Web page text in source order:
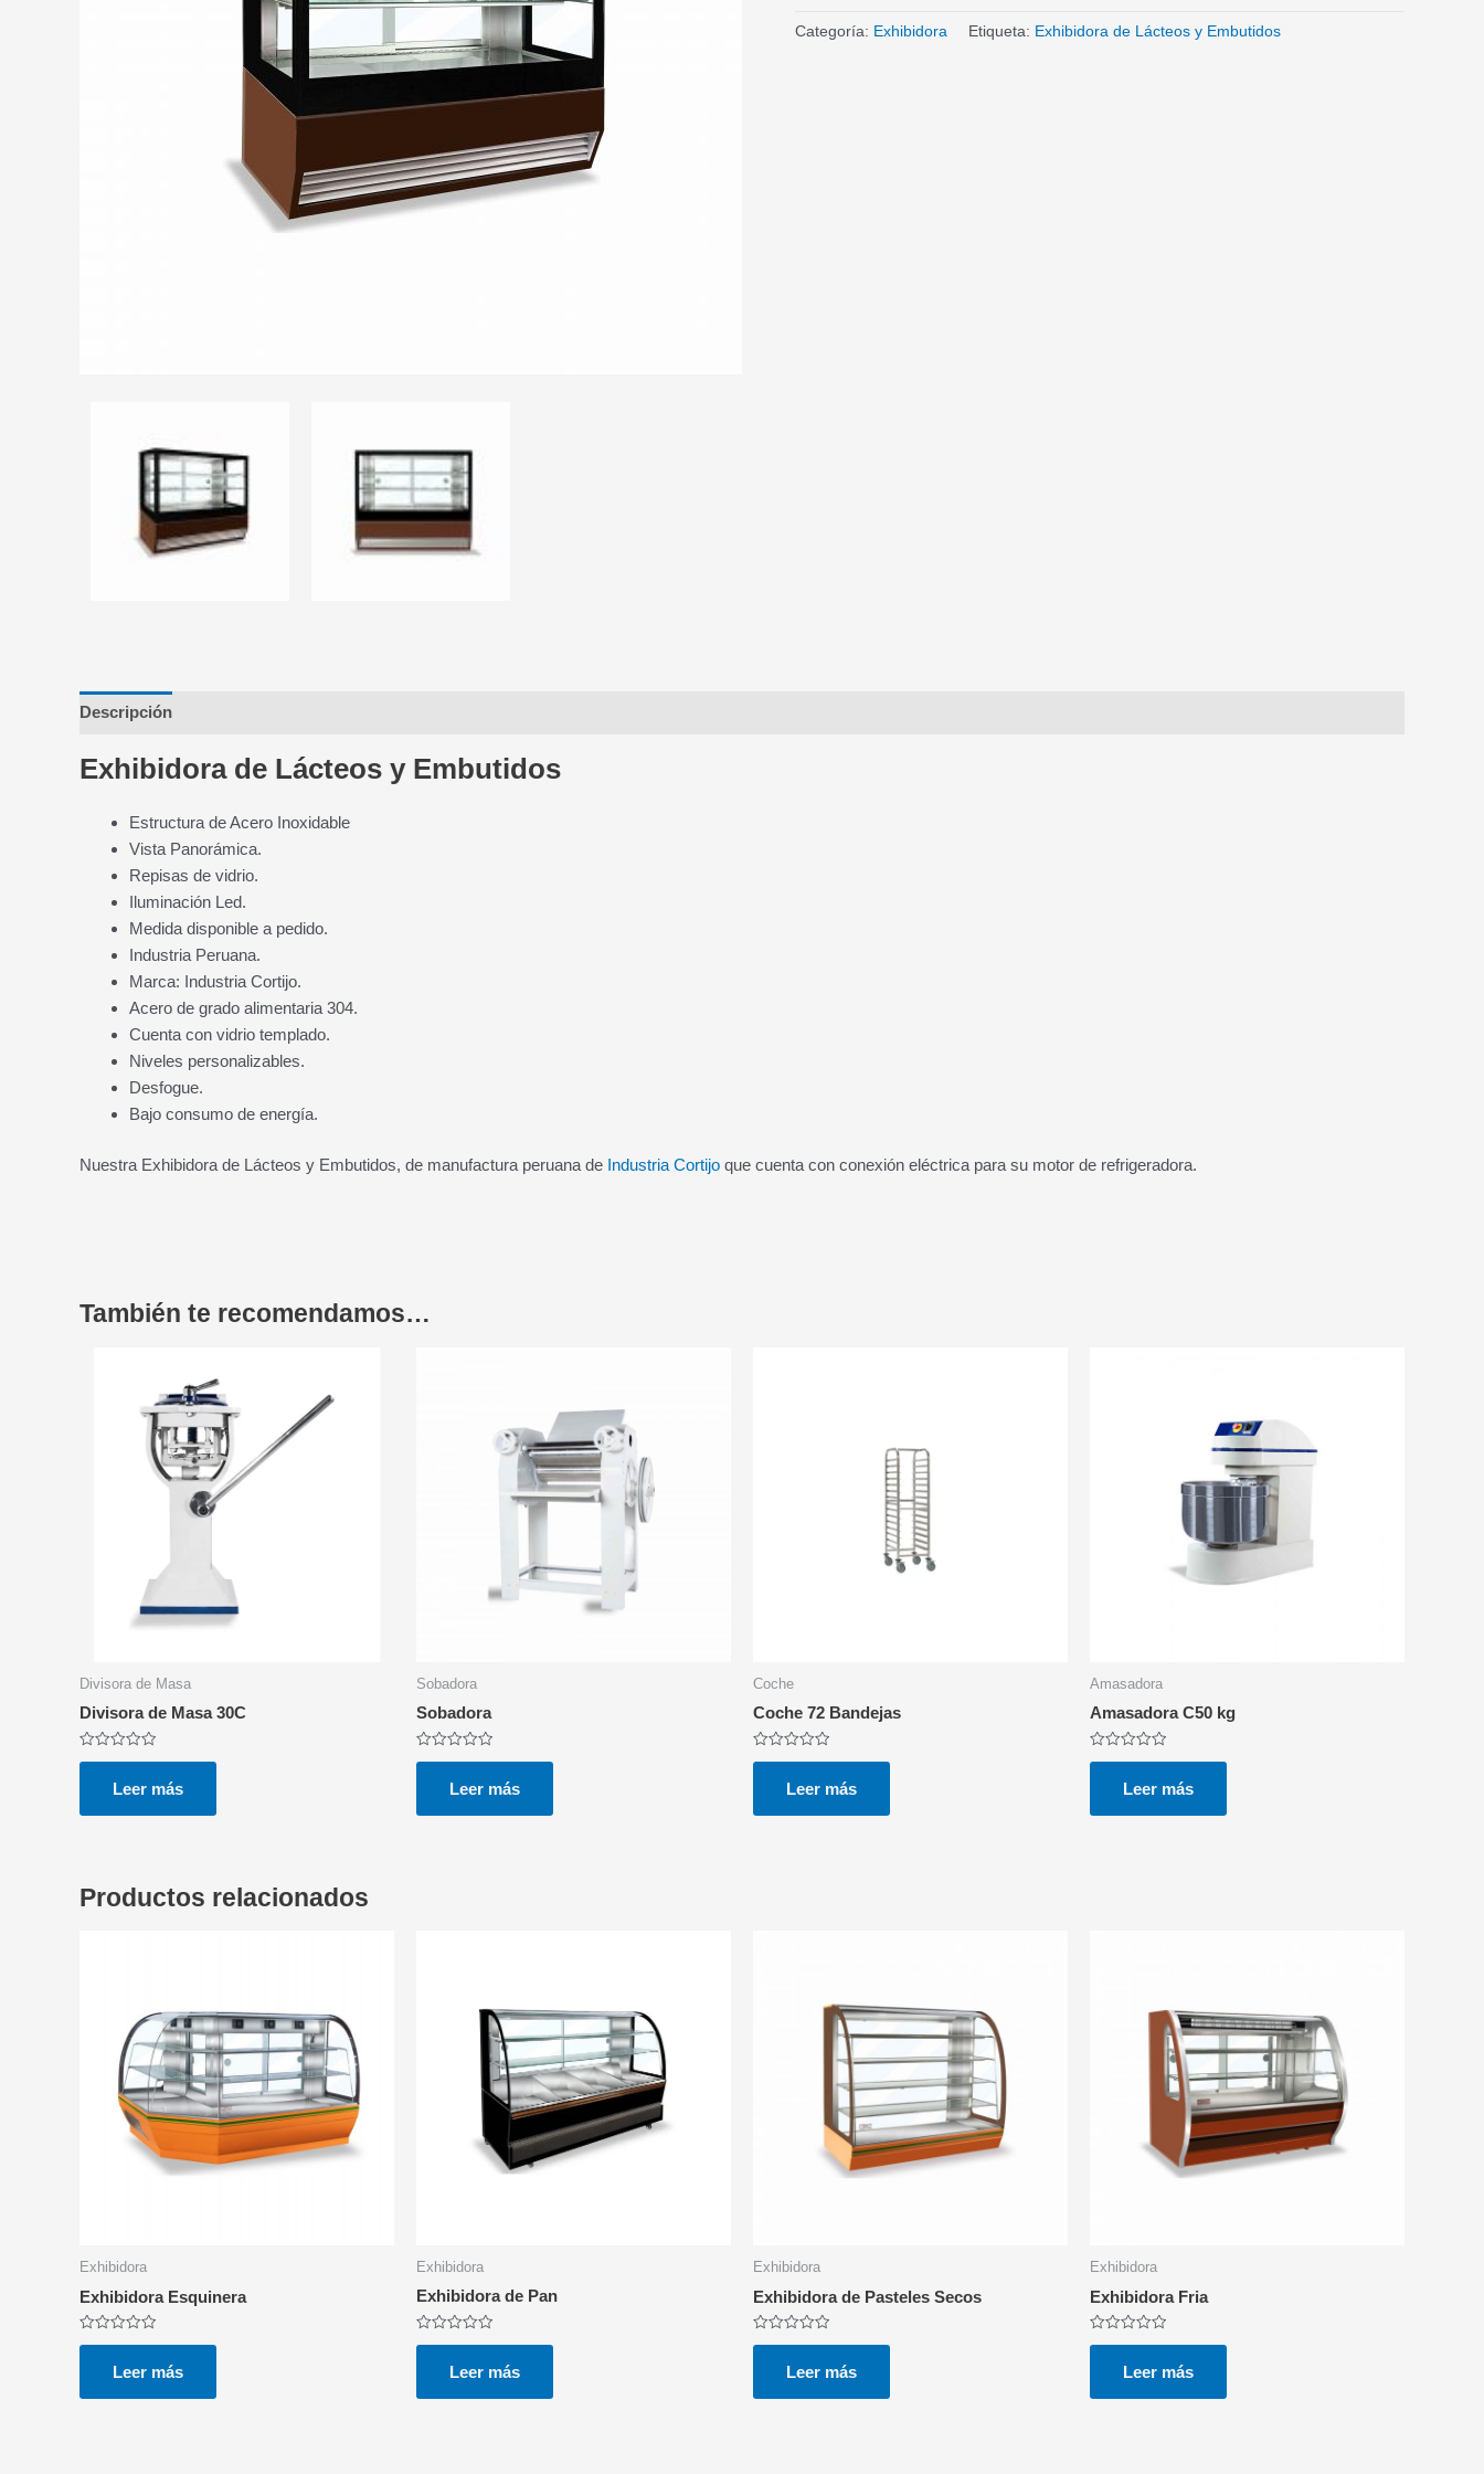
Categoría: Exhibidora Etiqueta: Exhibidora de Lácteos y Embutidos
Descripción
Exhibidora de Lácteos y Embutidos
Estructura de Acero Inoxidable
Vista Panorámica.
Repisas de vidrio.
Iluminación Led.
Medida disponible a pedido.
Industria Peruana.
Marca: Industria Cortijo.
Acero de grado alimentaria 304.
Cuenta con vidrio templado.
Niveles personalizables.
Desfogue.
Bajo consumo de energía.
Nuestra Exhibidora de Lácteos y Embutidos, de manufactura peruana de Industria Cortijo que cuenta con conexión eléctrica para su motor de refrigeradora.
También te recomendamos…
Divisora de Masa
Divisora de Masa 30C
Valorado
5
Leer más
Sobadora
Sobadora
Valorado
5
Leer más
Coche
Coche 72 Bandejas
Valorado
5
Leer más
Amasadora
Amasadora C50 kg
Valorado
5
Leer más
Productos relacionados
Exhibidora
Exhibidora Esquinera
Valorado
5
Leer más
Exhibidora
Exhibidora de Pan
Valorado
5
Leer más
Exhibidora
Exhibidora de Pasteles Secos
Valorado
5
Leer más
Exhibidora
Exhibidora Fria
Valorado
5
Leer más